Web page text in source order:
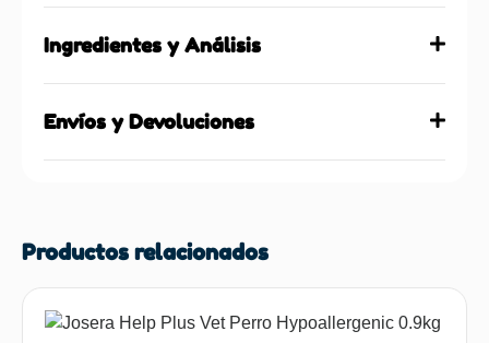
Ingredientes y Análisis
Envíos y Devoluciones
Productos relacionados